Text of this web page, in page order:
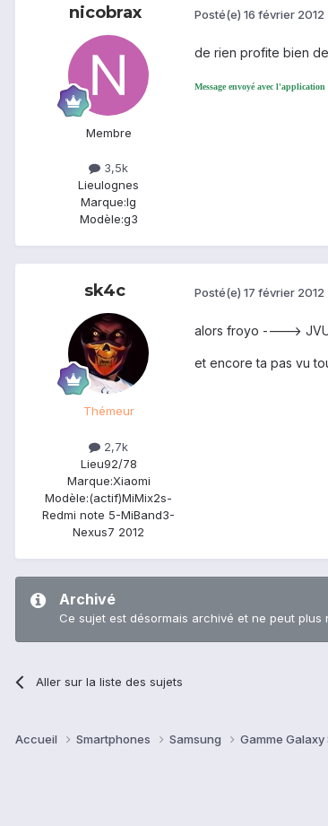
nicobrax
Membre
3,5k
Lieulognes
Marque:lg
Modèle:g3
Posté(e) 16 février 2012
de rien profite bien
Message envoyé avec
sk4c
Thémeur
2,7k
Lieu92/78
Marque:Xiaomi
Modèle:(actif)MiMix2s-
Redmi note 5-MiBand3-
Nexus7 2012
Posté(e) 17 février 2012
alors froyo ----> JVU
et encore ta pas vu
Archivé
Ce sujet est désormais archivé et ne peut
Aller sur la liste des sujets
Accueil Smartphones Samsung Gamme Galaxy